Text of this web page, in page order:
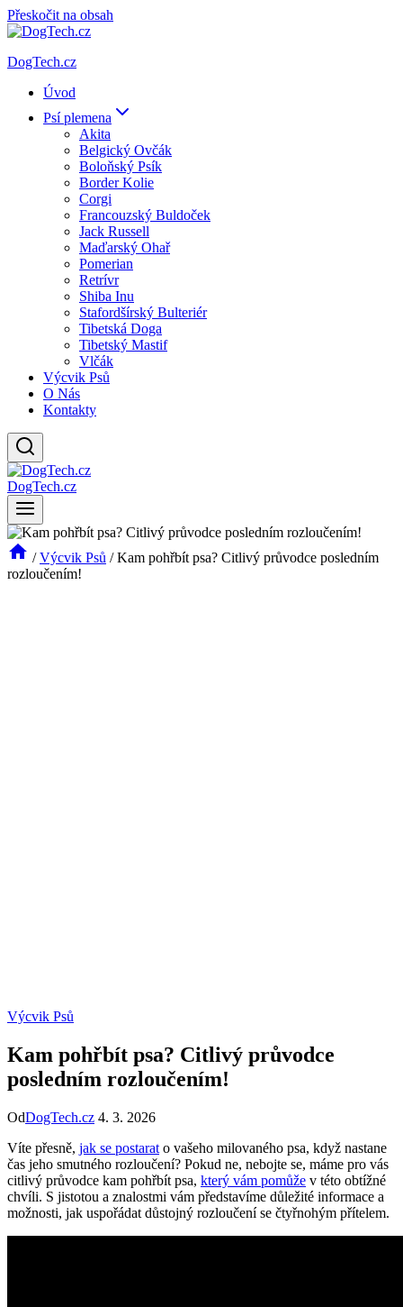
Přeskočit na obsah
DogTech.cz
Úvod
Psí plemena
Akita
Belgický Ovčák
Boloňský Psík
Border Kolie
Corgi
Francouzský Buldoček
Jack Russell
Maďarský Ohař
Pomerian
Retrívr
Shiba Inu
Stafordšírský Bulteriér
Tibetská Doga
Tibetský Mastif
Vlčák
Výcvik Psů
O Nás
Kontakty
DogTech.cz
/ Výcvik Psů / Kam pohřbít psa? Citlivý průvodce posledním
rozloučením!
Výcvik Psů
Kam pohřbít psa? Citlivý průvodce
posledním rozloučením!
OdDogTech.cz 4. 3. 2026
Víte přesně, jak se postarat o vašeho milovaného psa, když nastane
čas jeho smutného rozloučení? Pokud ne, nebojte se, máme pro vás
citlivý průvodce kam pohřbít psa, který vám pomůže v této obtížné
chvíli. S jistotou a znalostmi vám představíme důležité informace a
možnosti, jak uspořádat důstojný rozloučení se čtyřnohým přítelem.